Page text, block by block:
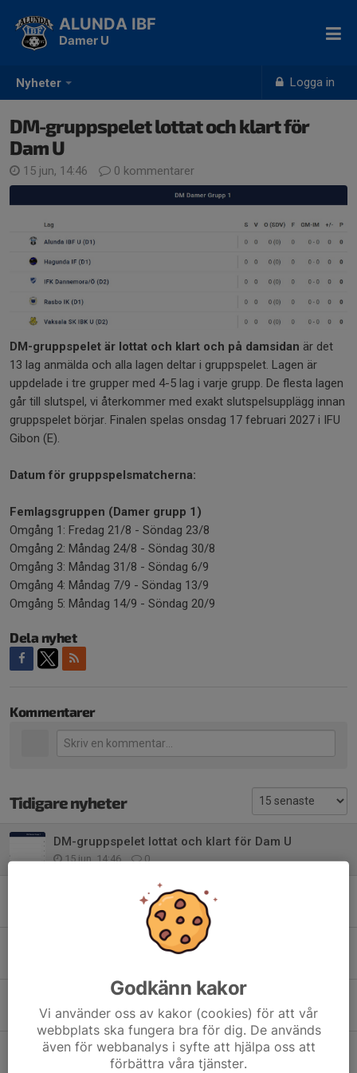
Nyheter Logga in
ALUNDA IBF
Damer U
DM-gruppspelet lottat och klart för
Dam U
15 jun, 14:46 0 kommentarer
DM-gruppspelet är lottat och klart och på damsidan är det
13 lag anmälda och alla lagen deltar i gruppspelet. Lagen är
uppdelade i tre grupper med 4-5 lag i varje grupp. De flesta lagen
går till slutspel, vi återkommer med exakt slutspelsupplägg innan
gruppspelet börjar. Finalen spelas onsdag 17 februari 2027 i IFU
Gibon (E).
Datum för gruppspelsmatcherna:
Femlagsgruppen (Damer grupp 1)
Omgång 1: Fredag 21/8 - Söndag 23/8
Omgång 2: Måndag 24/8 - Söndag 30/8
Omgång 3: Måndag 31/8 - Söndag 6/9
Omgång 4: Måndag 7/9 - Söndag 13/9
Omgång 5: Måndag 14/9 - Söndag 20/9
Dela nyhet
Kommentarer
Tidigare nyheter
DM-gruppspelet lottat och klart för Dam U
15 jun, 14:46 0
Se kvällens DM-derby Dam U - Storvreta Ungdom
Tung förlust i playoff 2:3...
💥 SISTA HEMMAMATCHEN FÖR DAM U💥
14 apr 2025 0
Huvudtränarens tankar inför sista kvalserien…💭
11 apr 2025 0
Godkänn kakor
Vi använder oss av kakor (cookies) för att vår
webbplats ska fungera bra för dig. De används
även för webbanalys i syfte att hjälpa oss att
förbättra våra tjänster.